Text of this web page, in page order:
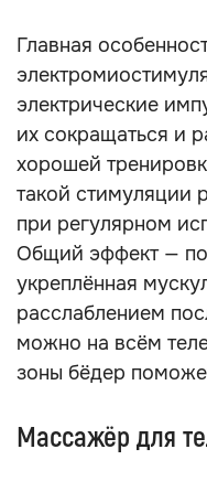
Главная
электрические
их сокращаться и
хорошей
такой стимуляции
при регулярном
Общий эффект —
укреплённая
расслаблением
можно на всём
зоны бёдер
Массажёр для